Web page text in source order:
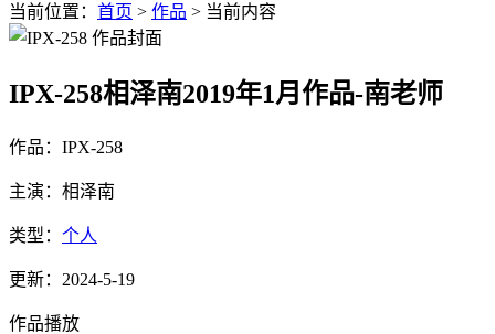
当前位置： 首页 > 作品 > 当前内容
IPX-258相泽南2019年1月作品-南老师
作品：IPX-258
主演：相泽南
类型： 个人
更新：2024-5-19
作品播放